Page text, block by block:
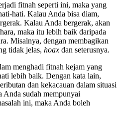
fitnah seperti ini, maka yang
hati. Kalau Anda bisa diam,
Kalau Anda bergerak, akan
maka itu lebih baik daripada
Misalnya, dengan membagikan
tidak jelas, hoax dan seterusnya.
menghadi fitnah kejam yang
lebih baik. Dengan kata lain,
dan kekacauan dalam situasi
Anda sudah mempunyai
ini, maka Anda boleh